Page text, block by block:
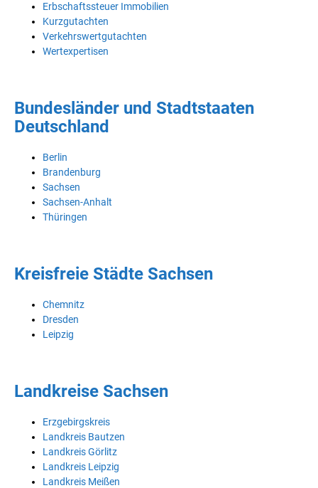
Erbschaftssteuer Immobilien
Kurzgutachten
Verkehrswertgutachten
Wertexpertisen
Bundesländer und Stadtstaaten
Deutschland
Berlin
Brandenburg
Sachsen
Sachsen-Anhalt
Thüringen
Kreisfreie Städte Sachsen
Chemnitz
Dresden
Leipzig
Landkreise Sachsen
Erzgebirgskreis
Landkreis Bautzen
Landkreis Görlitz
Landkreis Leipzig
Landkreis Meißen